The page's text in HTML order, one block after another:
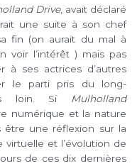
Drive, avait déclaré
une suite à son chef
fin (on aurait du mal à
voir l’intérêt ) mais pas
à ses actrices d’autres
le parti pris du long-
loin. Si
Mulholland
numérique et la nature
être une réflexion sur la
virtuelle et l’évolution de
de ces dix dernières